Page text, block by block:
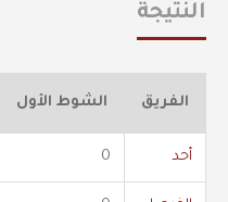
النتيجة
الفريق الشوط الأول
أحد 0